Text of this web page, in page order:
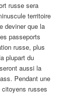
russe sera
territoire
deviner que la
passeports
russe, plus
plupart du
aussi la
Pendant une
citoyens russes